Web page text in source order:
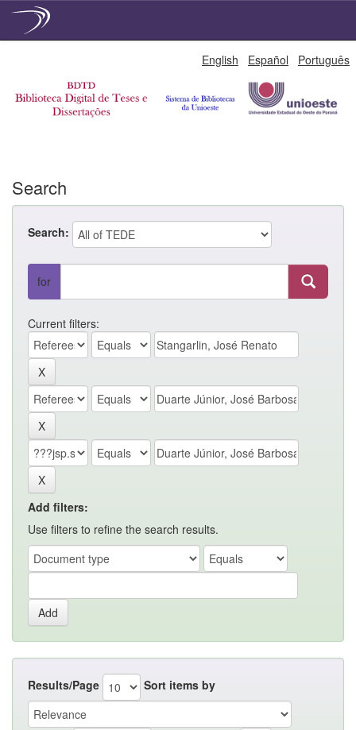
English Español Português
Search
Search:
for
Current filters:
Add filters:
Use filters to refine the search results.
Results/Page Sort items by